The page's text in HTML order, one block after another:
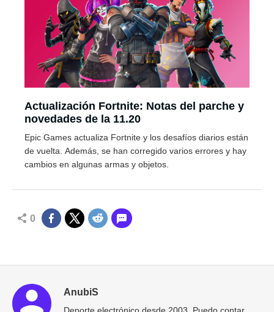
Actualización Fortnite: Notas del parche y
novedades de la 11.20
Epic Games actualiza Fortnite y los desafíos diarios están
de vuelta. Además, se han corregido varios errores y hay
cambios en algunas armas y objetos.
0
AnubiS